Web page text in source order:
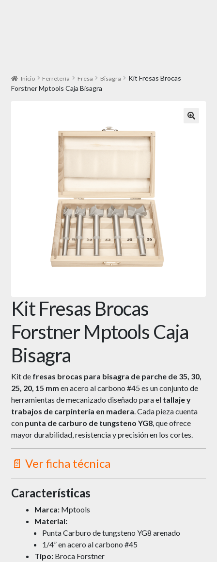
Inicio Ferretería Fresa Bisagra
Kit Fresas Brocas
Forstner Mptools Caja Bisagra
Kit Fresas Brocas
Forstner Mptools Caja
Bisagra
Kit de fresas brocas para bisagra de parche de 35, 30,
25, 20, 15 mm en acero al carbono #45 es un conjunto de
herramientas de mecanizado diseñado para el tallaje y
trabajos de carpintería en madera . Cada pieza cuenta
con punta de carburo de tungsteno YG8, que ofrece
mayor durabilidad, resistencia y precisión en los cortes.
📄 Ver ficha técnica
Características
Marca: Mptools
Material:
Punta Carburo de tungsteno YG8 arenado
1/4” en acero al carbono #45
Tipo:Broca Forstner